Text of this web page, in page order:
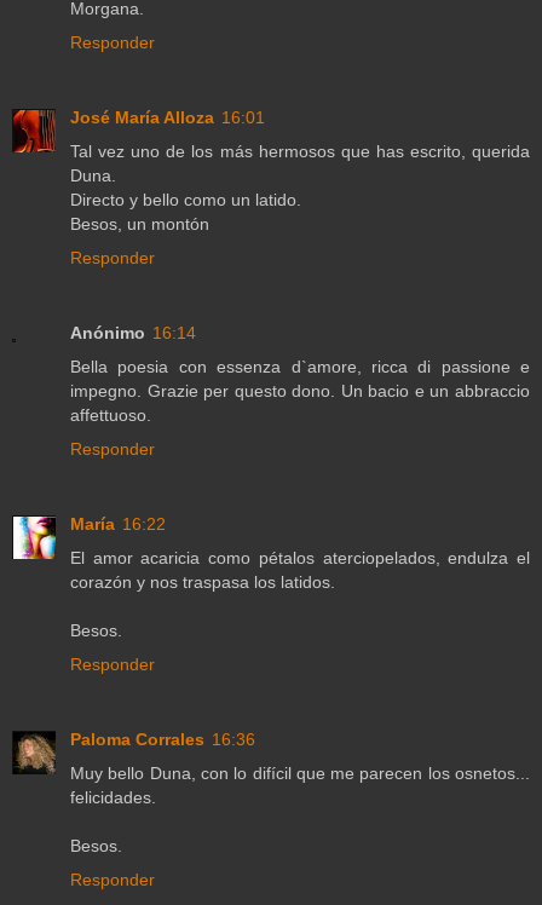
Morgana.
Responder
José María Alloza 16:01
Tal vez uno de los más hermosos que has escrito, querida
Duna.
Directo y bello como un latido.
Besos, un montón
Responder
Anónimo 16:14
Bella poesia con essenza d`amore, ricca di passione e
impegno. Grazie per questo dono. Un bacio e un abbraccio
affettuoso.
Responder
María 16:22
El amor acaricia como pétalos aterciopelados, endulza el
corazón y nos traspasa los latidos.
Besos.
Responder
Paloma Corrales 16:36
Muy bello Duna, con lo difícil que me parecen los osnetos...
felicidades.
Besos.
Responder